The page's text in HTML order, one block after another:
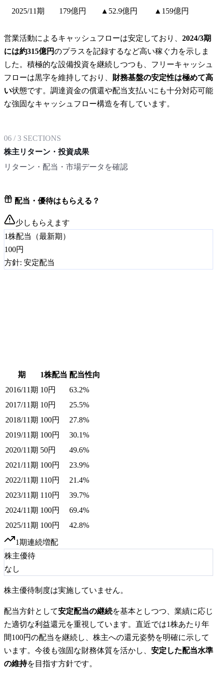
2025/11期 179億円 ▲52.9億円 ▲159億円
営業活動によるキャッシュフローは安定しており、 2024/3期
には約315億円のプラスを記録するなど高い稼ぐ力を示しま
した。積極的な設備投資を継続しつつも、フリーキャッシュ
フローは黒字を維持しており、 財務基盤の安定性は極めて高
い状態です。調達資金の償還や配当支払いにも十分対応可能
な強固なキャッシュフロー構造を有しています。
06 /3 SECTIONS
株主リターン・投資成果
リターン・配当・市場データを確認
配当・優待はもらえる？
少しもらえます
1株配当（最新期）
100円
方針: 安定配当
期 1株配当 配当性向
2016/11期 10円
63.2%
2017/11期 10円
25.5%
2018/11期 100円
27.8%
2019/11期 100円
30.1%
2020/11期 50円
49.6%
2021/11期 100円
23.9%
2022/11期 110円
21.4%
2023/11期 110円
39.7%
2024/11期 100円
69.4%
2025/11期 100円 42.8%
1期連続増配
株主優待
なし
株主優待制度は実施していません。
配当方針として安定配当の継続を基本としつつ、業績に応じ
た適切な利益還元を重視しています。直近では1株あたり年
間100円の配当を継続し、株主への還元姿勢を明確に示して
います。今後も強固な財務体質を活かし、 安定した配当水準
の維持を目指す方針です。